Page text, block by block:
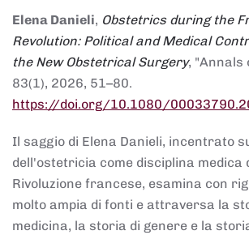
Elena Danieli, Obstetrics during the
Revolution: Political and Medical
the New Obstetrical Surgery, "Annals
83(1), 2026, 51–80.
https://doi.org/10.1080/
Il saggio di Elena Danieli, incentrato
dell'ostetricia come disciplina medica
Rivoluzione francese, esamina con
molto ampia di fonti e attraversa la
medicina, la storia di genere e la